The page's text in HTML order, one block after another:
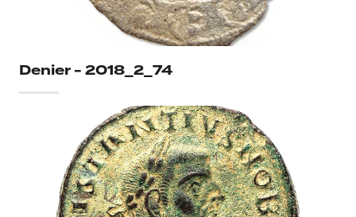
Denier - 2018_2_74